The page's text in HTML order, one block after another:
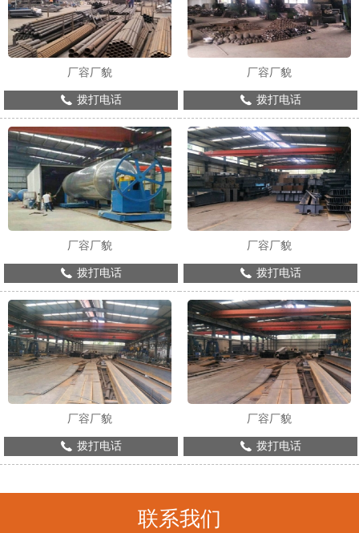
厂容厂貌
拨打电话
厂容厂貌
拨打电话
厂容厂貌
拨打电话
厂容厂貌
拨打电话
厂容厂貌
拨打电话
厂容厂貌
拨打电话
联系我们